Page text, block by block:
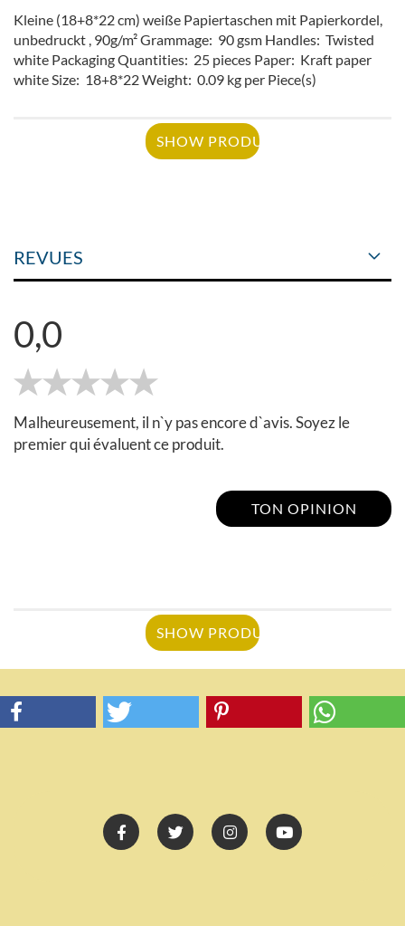
Kleine (18+8*22 cm) weiße Papiertaschen mit Papierkordel,
unbedruckt , 90g/m² Grammage: 90 gsm Handles: Twisted
white Packaging Quantities: 25 pieces Paper: Kraft paper
white Size: 18+8*22 Weight: 0.09 kg per Piece(s)
SHOW PRODUCT
REVUES
0,0
Malheureusement, il n`y pas encore d`avis. Soyez le
premier qui évaluent ce produit.
TON OPINION
SHOW PRODUCT